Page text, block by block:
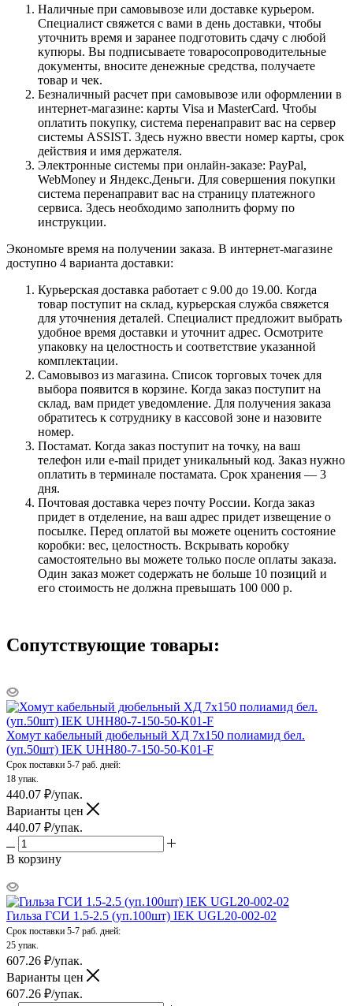
Наличные при самовывозе или доставке курьером.
Специалист свяжется с вами в день доставки, чтобы
уточнить время и заранее подготовить сдачу с любой
купюры. Вы подписываете товаросопроводительные
документы, вносите денежные средства, получаете
товар и чек.
Безналичный расчет при самовывозе или оформлении в
интернет-магазине: карты Visa и MasterCard. Чтобы
оплатить покупку, система перенаправит вас на сервер
системы ASSIST. Здесь нужно ввести номер карты, срок
действия и имя держателя.
Электронные системы при онлайн-заказе: PayPal,
WebMoney и Яндекс.Деньги. Для совершения покупки
система перенаправит вас на страницу платежного
сервиса. Здесь необходимо заполнить форму по
инструкции.
Экономьте время на получении заказа. В интернет-магазине
доступно 4 варианта доставки:
Курьерская доставка работает с 9.00 до 19.00. Когда
товар поступит на склад, курьерская служба свяжется
для уточнения деталей. Специалист предложит выбрать
удобное время доставки и уточнит адрес. Осмотрите
упаковку на целостность и соответствие указанной
комплектации.
Самовывоз из магазина. Список торговых точек для
выбора появится в корзине. Когда заказ поступит на
склад, вам придет уведомление. Для получения заказа
обратитесь к сотруднику в кассовой зоне и назовите
номер.
Постамат. Когда заказ поступит на точку, на ваш
телефон или e-mail придет уникальный код. Заказ нужно
оплатить в терминале постамата. Срок хранения — 3
дня.
Почтовая доставка через почту России. Когда заказ
придет в отделение, на ваш адрес придет извещение о
посылке. Перед оплатой вы можете оценить состояние
коробки: вес, целостность. Вскрывать коробку
самостоятельно вы можете только после оплаты заказа.
Один заказ может содержать не больше 10 позиций и
его стоимость не должна превышать 100 000 р.
Сопутствующие товары:
Хомут кабельный дюбельный ХД 7х150 полиамид бел.
(уп.50шт) IEK UHH80-7-150-50-K01-F
Срок поставки 5-7 раб. дней:
18 упак.
440.07 ₽/упак.
Варианты цен
440.07 ₽/упак.
В корзину
Гильза ГСИ 1.5-2.5 (уп.100шт) IEK UGL20-002-02
Срок поставки 5-7 раб. дней:
25 упак.
607.26 ₽/упак.
Варианты цен
607.26 ₽/упак.